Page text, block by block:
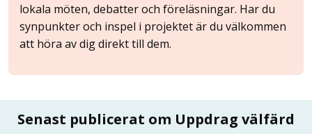
lokala möten, debatter och föreläsningar. Har du
synpunkter och inspel i projektet är du välkommen
att höra av dig direkt till dem.
Senast publicerat om Uppdrag välfärd